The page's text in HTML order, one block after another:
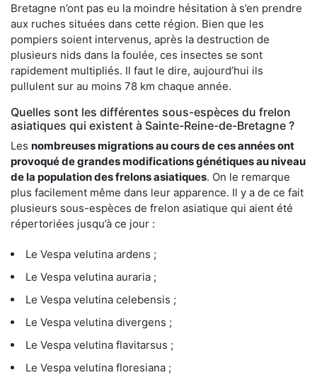
Bretagne n’ont pas eu la moindre hésitation à s’en prendre
aux ruches situées dans cette région. Bien que les
pompiers soient intervenus, après la destruction de
plusieurs nids dans la foulée, ces insectes se sont
rapidement multipliés. Il faut le dire, aujourd’hui ils
pullulent sur au moins 78 km chaque année.
Quelles sont les différentes sous-espèces du frelon
asiatiques qui existent à Sainte-Reine-de-Bretagne ?
Les nombreuses migrations au cours de ces années ont
provoqué de grandes modifications génétiques au niveau
de la population des frelons asiatiques. On le remarque
plus facilement même dans leur apparence. Il y a de ce fait
plusieurs sous-espèces de frelon asiatique qui aient été
répertoriées jusqu’à ce jour :
Le Vespa velutina ardens ;
Le Vespa velutina auraria ;
Le Vespa velutina celebensis ;
Le Vespa velutina divergens ;
Le Vespa velutina flavitarsus ;
Le Vespa velutina floresiana ;